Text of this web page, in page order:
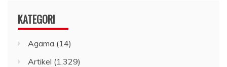
KATEGORI
Agama (14)
Artikel (1.329)